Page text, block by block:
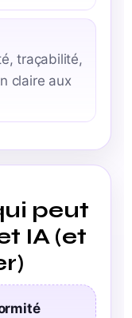
traçabilité,
claire aux
peut
IA (et